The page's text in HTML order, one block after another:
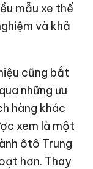
mẫu xe thế
và khả
cũng bắt
những ưu
hàng khác
xem là một
ôtô Trung
hơn. Thay